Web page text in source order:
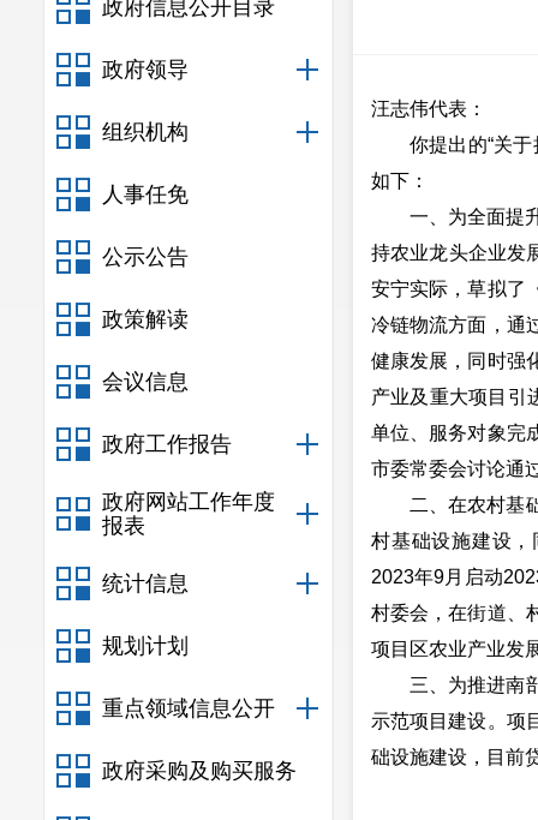
政府信息公开目录
政府领导
组织机构
人事任免
公示公告
政策解读
会议信息
政府工作报告
政府网站工作年度
报表
统计信息
规划计划
重点领域信息公开
政府采购及购买服务
汪志伟代表：
你提出的“关
如下：
一、为全面提
持农业龙头企业发
安宁实际，草拟了
冷链物流方面，通
健康发展，同时强
产业及重大项目引
单位、服务对象完
市委常委会讨论通
二、在农村基
村基础设施建设
2023年9月启动
村委会，在街道、
项目区农业产业发
三、为推进南
示范项目建设。项
础设施建设，目前